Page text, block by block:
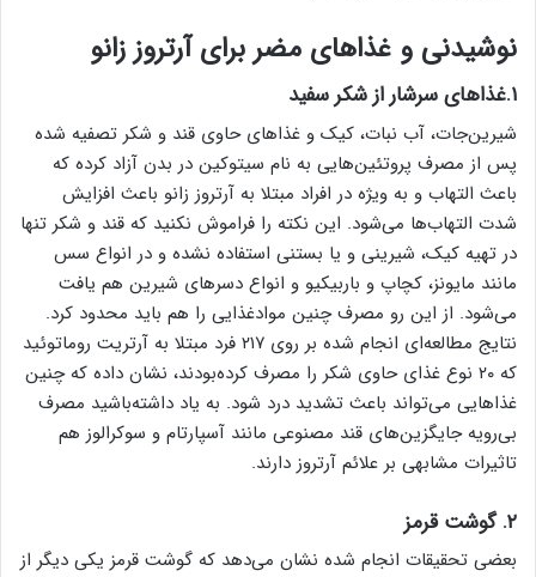
نوشیدنی و غذاهای مضر برای آرتروز زانو
۱.غذاهای سرشار از شکر سفید
شیرین‌جات، آب نبات، کیک و غذاهای حاوی قند و شکر تصفیه شده
پس از مصرف پروتئین‌هایی به نام سیتوکین در بدن آزاد کرده که
باعث التهاب و به ویژه در افراد مبتلا به آرتروز زانو باعث افزایش
شدت التهاب‌ها می‌شود. این نکته را فراموش نکنید که قند و شکر تنها
در تهیه کیک، شیرینی و یا بستنی استفاده نشده و در انواع سس
مانند مایونز، کچاپ و باربیکیو و انواع دسرهای شیرین هم یافت
می‌شود. از این رو مصرف چنین موادغذایی را هم باید محدود کرد.
نتایج مطالعه‌ای انجام شده بر روی ۲۱۷ فرد مبتلا به آرتریت روماتوئید
که ۲۰ نوع غذای حاوی شکر را مصرف کرده‌بودند، نشان داده که چنین
غذاهایی می‌تواند باعث تشدید درد شود. به یاد داشته‌باشید مصرف
بی‌رویه جایگزین‌های قند مصنوعی مانند آسپارتام و سوکرالوز هم
تاثیرات مشابهی بر علائم آرتروز دارند.
۲. گوشت‌ قرمز
بعضی تحقیقات انجام شده نشان می‌دهد که گوشت قرمز یکی دیگر از